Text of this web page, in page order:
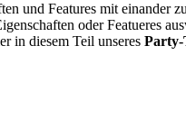
und Features mit einander
oder Featueres
in diesem Teil unseres Party-